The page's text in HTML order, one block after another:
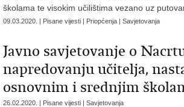
školama te visokim učilištima vezano uz
09.03.2020. | Pisane vijesti | Priopćenja | Savjetovanja
Javno savjetovanje o
napredovanju učitelja,
osnovnim i srednjim
26.02.2020. | Pisane vijesti | Savjetovanja